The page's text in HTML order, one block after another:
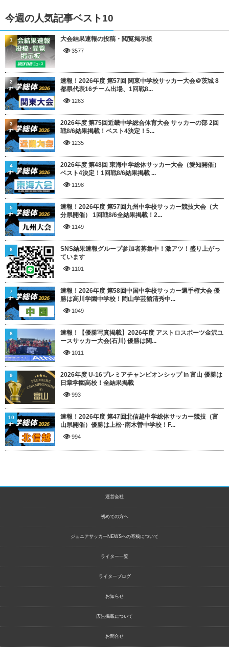
今週の人気記事ベスト10
大会結果速報の投稿・閲覧掲示板
3577
1
速報！2026年度 第57回 関東中学校サッカー大会＠茨城 8
都県代表16チーム出場、1回戦8...
1263
2
2026年度 第75回近畿中学総合体育大会 サッカーの部 2回
戦8/6結果掲載！ベスト4決定！5...
1235
3
2026年度 第48回 東海中学総体サッカー大会（愛知開催）
ベスト4決定！1回戦8/6結果掲載 ...
1198
4
速報！2026年度 第57回九州中学校サッカー競技大会（大
分県開催） 1回戦8/6全結果掲載！2...
1149
5
SNS結果速報グループ参加者募集中！激アツ！盛り上がっ
ています
1101
6
速報！2026年度 第58回中国中学校サッカー選手権大会 優
勝は高川学園中学校！岡山学芸館清秀中...
1049
7
速報！【優勝写真掲載】2026年度 アストロスポーツ金沢ユ
ースサッカー大会(石川) 優勝は関...
1011
8
2026年度 U-16プレミアチャンピオンシップ in 富山 優勝は
日章学園高校！全結果掲載
993
9
速報！2026年度 第47回北信越中学総体サッカー競技（富
山県開催）優勝は上松･南木曽中学校！F...
994
10
運営会社
初めての方へ
ジュニアサッカーNEWSへの寄稿について
ライター一覧
ライターブログ
お知らせ
広告掲載について
お問合せ